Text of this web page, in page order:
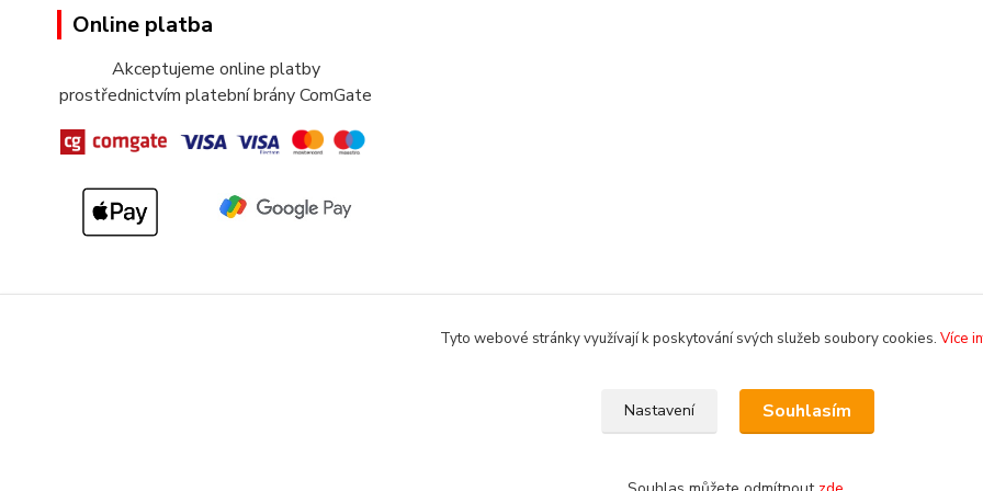
Online platba
Akceptujeme online platby
prostřednictvím platební brány ComGate
Tyto webové stránky využívají k poskytování svých služeb soubory cookies. Více
Nastavení Souhlasím